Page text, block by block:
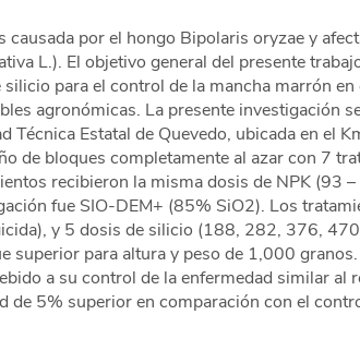
causada por el hongo Bipolaris oryzae y
L.). El objetivo general del presente
para el control de la mancha marrón
agronómicas. La presente investigación
Técnica Estatal de Quevedo, ubicada en el
de bloques completamente al azar con 7
recibieron la misma dosis de NPK (93
fue SIO-DEM+ (85% SiO2). Los
y 5 dosis de silicio (188, 282, 376,
superior para altura y peso de 1,000
a su control de la enfermedad similar al
de 5% superior en comparación con el